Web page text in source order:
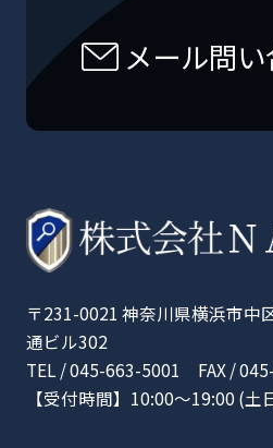
メール問
〒231-0021 神奈川県横浜市
通ビル302
TEL / 045-663-5001 FAX /
【受付時間】10:00〜19:00 (土